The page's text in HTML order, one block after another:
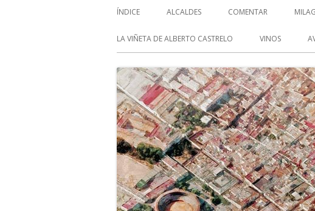
Menú
principal
ÍNDICE ALCALDES COMENTAR
LA VIÑETA DE ALBERTO CASTRELO VINOS